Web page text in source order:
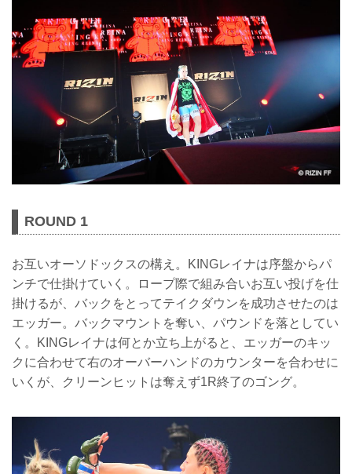
ROUND 1
お互いオーソドックスの構え。KINGレイナは序盤からパ
ンチで仕掛けていく。ロープ際で組み合いお互い投げを仕
掛けるが、バックをとってテイクダウンを成功させたのは
エッガー。バックマウントを奪い、パウンドを落としてい
く。KINGレイナは何とか立ち上がると、エッガーのキッ
クに合わせて右のオーバーハンドのカウンターを合わせに
いくが、クリーンヒットは奪えず1R終了のゴング。